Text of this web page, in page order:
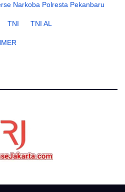
Narkoba Polresta Pekanbaru
TNI TNI AL